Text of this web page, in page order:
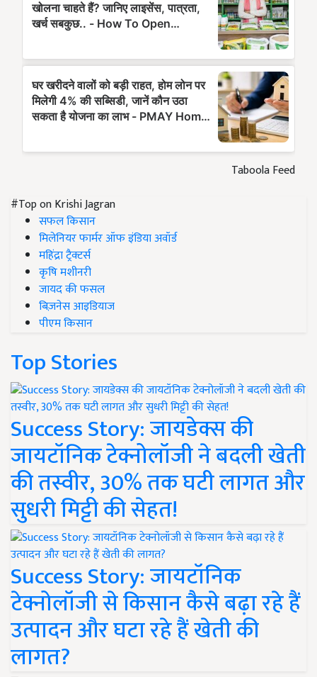
Taboola Feed
#Top on Krishi Jagran
सफल किसान
मिलेनियर फार्मर ऑफ इंडिया अवॉर्ड
महिंद्रा ट्रैक्टर्स
कृषि मशीनरी
जायद की फसल
बिज़नेस आइडियाज
पीएम किसान
Top Stories
Success Story: जायडेक्स की
जायटॉनिक टेक्नोलॉजी ने बदली खेती
की तस्वीर, 30% तक घटी लागत और
सुधरी मिट्टी की सेहत!
Success Story: जायटॉनिक
टेक्नोलॉजी से किसान कैसे बढ़ा रहे हैं
उत्पादन और घटा रहे हैं खेती की
लागत?